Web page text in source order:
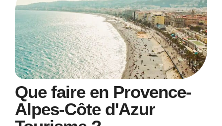
Que faire en Provence-
Alpes-Côte d'Azur